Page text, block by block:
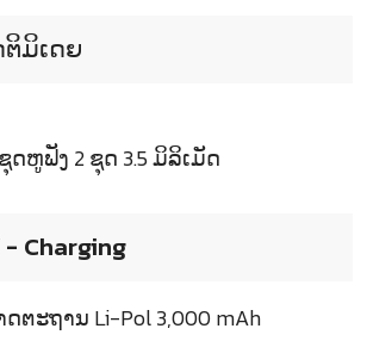
ມິເດຍ
ຫູຟັງ 2 ຊຸດ 3.5 ມິລິເມັດ
Charging
ຕະຖານ Li-Pol 3,000 mAh